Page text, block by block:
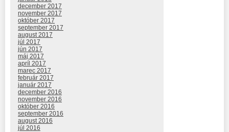
december 2017
november 2017
október 2017
september 2017
august 2017
júl 2017
jún 2017
máj 2017
apríl 2017
marec 2017
február 2017
január 2017
december 2016
november 2016
október 2016
september 2016
august 2016
júl 2016